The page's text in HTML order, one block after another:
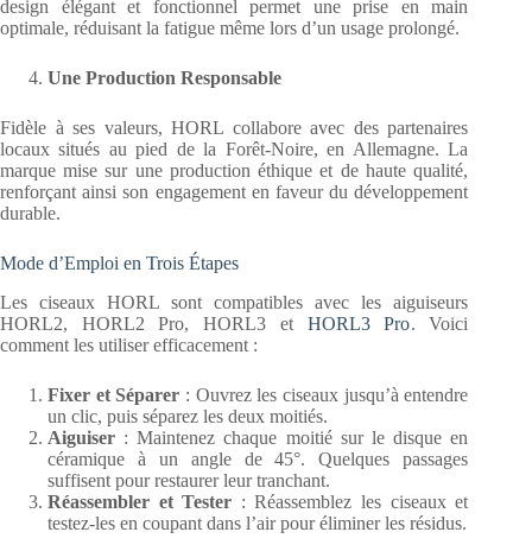
design élégant et fonctionnel permet une prise en main
optimale, réduisant la fatigue même lors d’un usage prolongé.
Une Production Responsable
Fidèle à ses valeurs, HORL collabore avec des partenaires
locaux situés au pied de la Forêt-Noire, en Allemagne. La
marque mise sur une production éthique et de haute qualité,
renforçant ainsi son engagement en faveur du développement
durable.
Mode d’Emploi en Trois Étapes
Les ciseaux HORL sont compatibles avec les aiguiseurs
HORL2, HORL2 Pro, HORL3 et HORL3 Pro. Voici
comment les utiliser efficacement :
Fixer et Séparer : Ouvrez les ciseaux jusqu’à entendre
un clic, puis séparez les deux moitiés.
Aiguiser : Maintenez chaque moitié sur le disque en
céramique à un angle de 45°. Quelques passages
suffisent pour restaurer leur tranchant.
Réassembler et Tester : Réassemblez les ciseaux et
testez-les en coupant dans l’air pour éliminer les résidus.